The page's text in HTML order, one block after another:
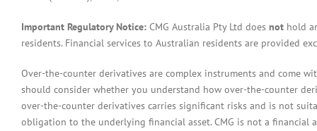
Important Regulatory Notice: CMG Australia Pty Ltd does not hold
residents. Financial services to Australian residents are provided
Over-the-counter derivatives are complex instruments and come
should consider whether you understand how over-the-counter
over-the-counter derivatives carries significant risks and is not
obligation to the underlying financial asset. CMG is not a financial